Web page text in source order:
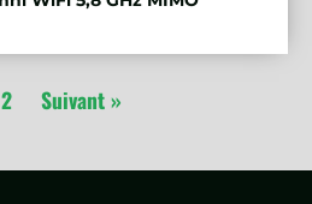
2 Suivant »